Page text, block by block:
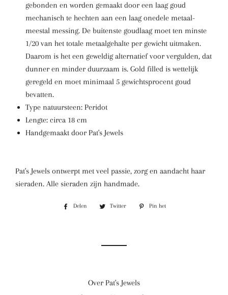
gebonden en worden gemaakt door een laag goud
mechanisch te hechten aan een laag onedele metaal-
meestal messing. De buitenste goudlaag moet ten minste
1/20 van het totale metaalgehalte per gewicht uitmaken.
Daarom is het een geweldig alternatief voor vergulden, dat
dunner en minder duurzaam is. Gold filled is wettelijk
geregeld en moet minimaal 5 gewichtsprocent goud
bevatten.
Type natuursteen: Peridot
Lengte: circa 18 cm
Handgemaakt door Pat's Jewels
Pat's Jewels ontwerpt met veel passie, zorg en aandacht haar
sieraden. Alle sieraden zijn handmade.
Delen
Delen
Twitter
TwitterenPin het
Over Pat's Jewels